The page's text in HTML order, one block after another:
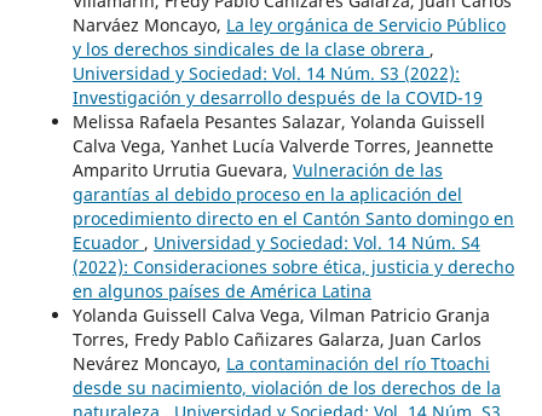
Narváez Moncayo, La ley orgánica de Servicio Público
y los derechos sindicales de la clase obrera ,
Universidad y Sociedad: Vol. 14 Núm. S3 (2022):
Investigación y desarrollo después de la COVID-19
Melissa Rafaela Pesantes Salazar, Yolanda Guissell
Calva Vega, Yanhet Lucía Valverde Torres, Jeannette
Amparito Urrutia Guevara, Vulneración de las
garantías al debido proceso en la aplicación del
procedimiento directo en el Cantón Santo domingo en
Ecuador , Universidad y Sociedad: Vol. 14 Núm. S4
(2022): Consideraciones sobre ética, justicia y derecho
en algunos países de América Latina
Yolanda Guissell Calva Vega, Vilman Patricio Granja
Torres, Fredy Pablo Cañizares Galarza, Juan Carlos
Nevárez Moncayo, La contaminación del río Ttoachi
desde su nacimiento, violación de los derechos de la